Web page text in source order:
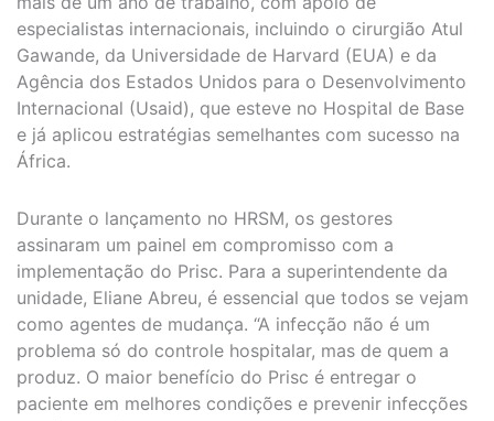
especialistas internacionais, incluindo o cirurgião Atul
Gawande, da Universidade de Harvard (EUA) e da
Agência dos Estados Unidos para o Desenvolvimento
Internacional (Usaid), que esteve no Hospital de Base
e já aplicou estratégias semelhantes com sucesso na
África.
Durante o lançamento no HRSM, os gestores
assinaram um painel em compromisso com a
implementação do Prisc. Para a superintendente da
unidade, Eliane Abreu, é essencial que todos se vejam
como agentes de mudança. “A infecção não é um
problema só do controle hospitalar, mas de quem a
produz. O maior benefício do Prisc é entregar o
paciente em melhores condições e prevenir infecções